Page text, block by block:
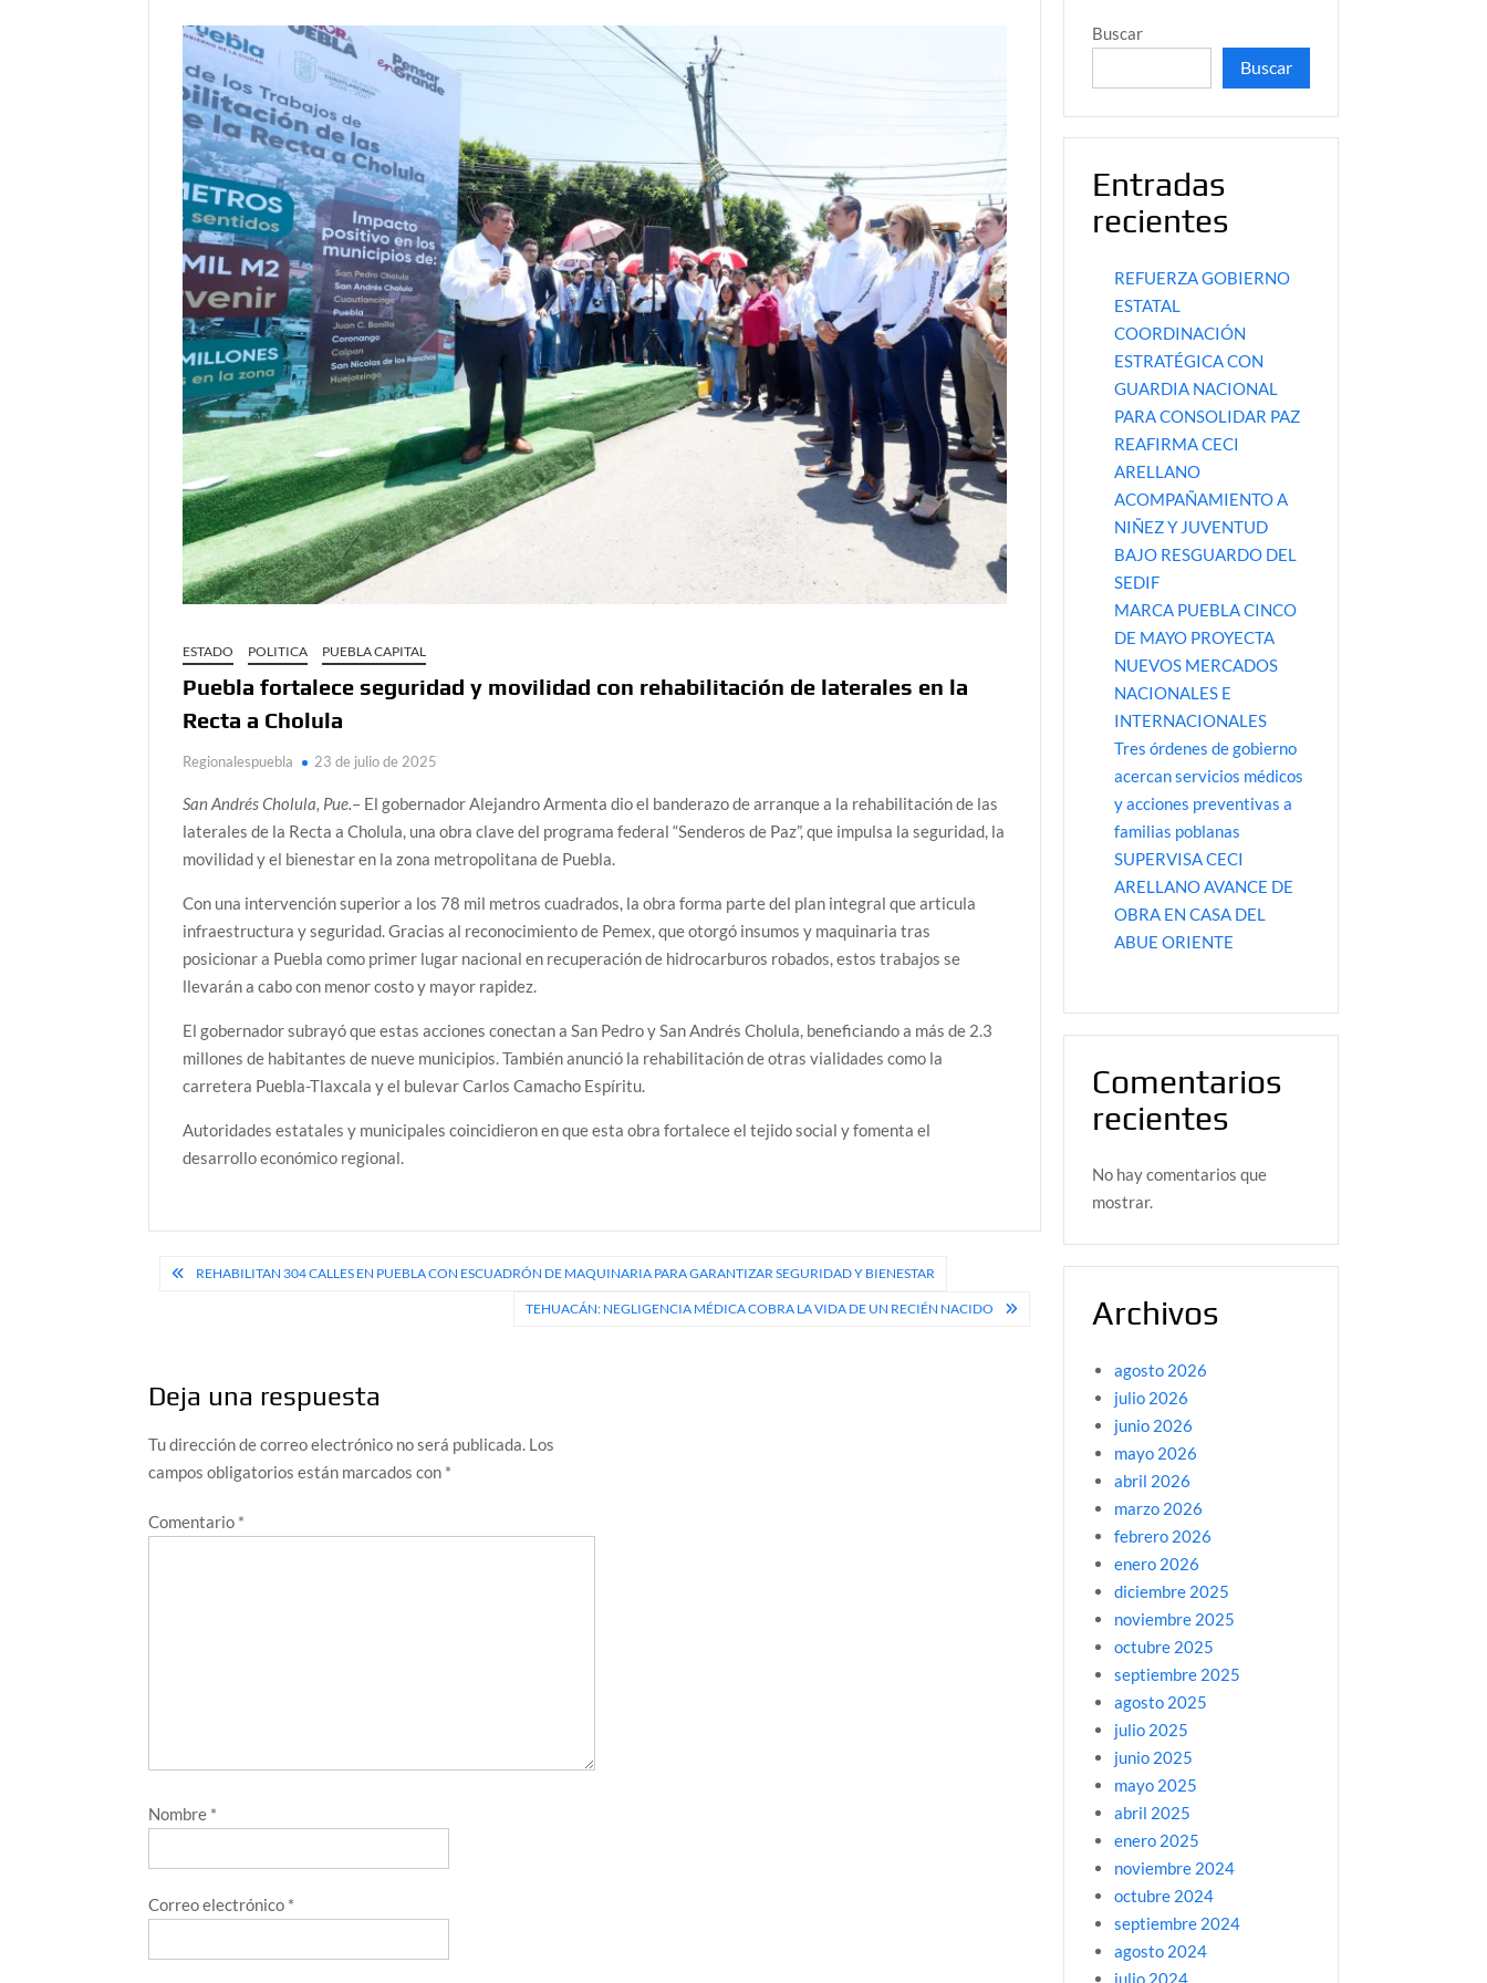
ESTADO POLITICA PUEBLA CAPITAL
Puebla fortalece seguridad y movilidad con rehabilitación de laterales en la
Recta a Cholula
Regionalespuebla 23 de julio de 2025
San Andrés Cholula, Pue.– El gobernador Alejandro Armenta dio el banderazo de arranque a la rehabilitación de las
laterales de la Recta a Cholula, una obra clave del programa federal “Senderos de Paz”, que impulsa la seguridad, la
movilidad y el bienestar en la zona metropolitana de Puebla.
Con una intervención superior a los 78 mil metros cuadrados, la obra forma parte del plan integral que articula
infraestructura y seguridad. Gracias al reconocimiento de Pemex, que otorgó insumos y maquinaria tras
posicionar a Puebla como primer lugar nacional en recuperación de hidrocarburos robados, estos trabajos se
llevarán a cabo con menor costo y mayor rapidez.
El gobernador subrayó que estas acciones conectan a San Pedro y San Andrés Cholula, beneficiando a más de 2.3
millones de habitantes de nueve municipios. También anunció la rehabilitación de otras vialidades como la
carretera Puebla-Tlaxcala y el bulevar Carlos Camacho Espíritu.
Autoridades estatales y municipales coincidieron en que esta obra fortalece el tejido social y fomenta el
desarrollo económico regional.
Navegación
REHABILITAN 304 CALLES EN PUEBLA CON ESCUADRÓN DE MAQUINARIA PARA GARANTIZAR SEGURIDAD Y BIENESTAR
TEHUACÁN: NEGLIGENCIA MÉDICA COBRA LA VIDA DE UN RECIÉN NACIDO
Deja una respuesta
Tu dirección de correo electrónico no será publicada. Los
campos obligatorios están marcados con *
Comentario *
Nombre *
Correo electrónico *
Buscar
Buscar
Entradas
recientes
REFUERZA GOBIERNO
ESTATAL
COORDINACIÓN
ESTRATÉGICA CON
GUARDIA NACIONAL
PARA CONSOLIDAR PAZ
REAFIRMA CECI
ARELLANO
ACOMPAÑAMIENTO A
NIÑEZ Y JUVENTUD
BAJO RESGUARDO DEL
SEDIF
MARCA PUEBLA CINCO
DE MAYO PROYECTA
NUEVOS MERCADOS
NACIONALES E
INTERNACIONALES
Tres órdenes de gobierno
acercan servicios médicos
y acciones preventivas a
familias poblanas
SUPERVISA CECI
ARELLANO AVANCE DE
OBRA EN CASA DEL
ABUE ORIENTE
Comentarios
recientes
No hay comentarios que
mostrar.
Archivos
agosto 2026
julio 2026
junio 2026
mayo 2026
abril 2026
marzo 2026
febrero 2026
enero 2026
diciembre 2025
noviembre 2025
octubre 2025
septiembre 2025
agosto 2025
julio 2025
junio 2025
mayo 2025
abril 2025
enero 2025
noviembre 2024
octubre 2024
septiembre 2024
agosto 2024
julio 2024